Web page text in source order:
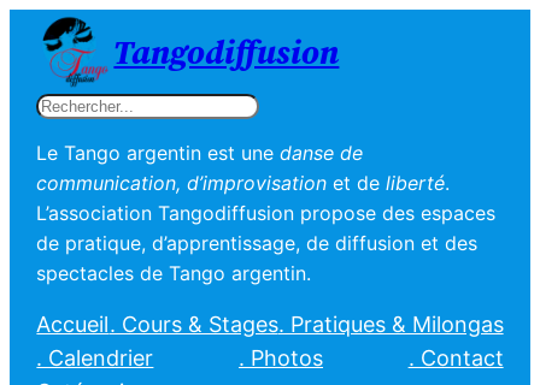
Tangodiffusion
Rechercher
Le Tango argentin est unedanse de
communication, d’improvisation et deliberté.
L’association Tangodiffusion propose des espaces
de pratique, d’apprentissage, de diffusion et des
spectacles de Tango argentin.
Accueil. Cours & Stages. Pratiques & Milongas
. Calendrier
. Photos
. Contact